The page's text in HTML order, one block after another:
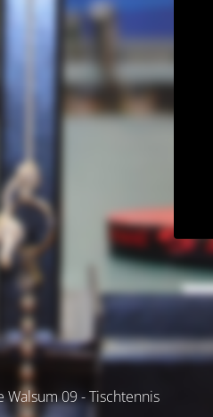
09 - Tischtennis